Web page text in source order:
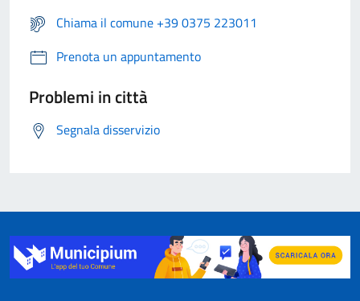
Chiama il comune +39 0375 223011
Prenota un appuntamento
Problemi in città
Segnala disservizio